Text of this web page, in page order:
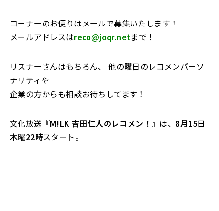
コーナーのお便りはメールで募集いたします！
メールアドレスはreco@joqr.netまで！
リスナーさんはもちろん、 他の曜日のレコメンパーソ
ナリティや
企業の方からも相談お待ちしてます！
文化放送『M!LK 吉田仁人のレコメン！ 』は、 8月15日
木曜22時スタート。